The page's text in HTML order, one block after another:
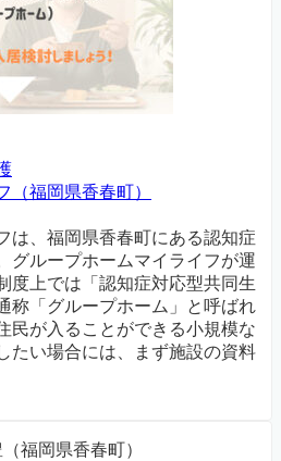
（福岡県香春町）
は、福岡県香春町にある認知症
グループホームマイライフが運
度上では「認知症対応型共同生
称「グループホーム」と呼ばれ
民が入ることができる小規模な
たい場合には、まず施設の資料